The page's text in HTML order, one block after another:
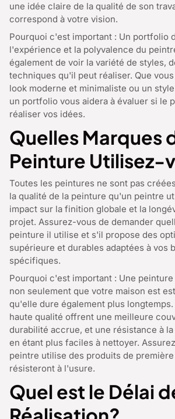
une idée claire de la qualité de son
correspond à votre vision.
Pourquoi c'est important : Un portfolio
l'expérience et la polyvalence du
également de voir la variété de styles,
techniques qu'il peut réaliser. Que
look moderne et minimaliste ou un
un portfolio vous aidera à évaluer si le
réaliser vos idées.
Quelles Marques
Peinture Utilisez-
Toutes les peintures ne sont pas
la qualité de la peinture qu'un peintre
impact sur la finition globale et la
projet. Assurez-vous de demander
peinture il utilise et s'il propose des
supérieure et durables adaptées à vos
spécifiques.
Pourquoi c'est important : Une
non seulement que votre maison est
qu'elle dure également plus
haute qualité offrent une meilleure
durabilité accrue, et une résistance à
en étant plus faciles à nettoyer.
peintre utilise des produits de
résisteront à l'usure.
Quel est le Délai